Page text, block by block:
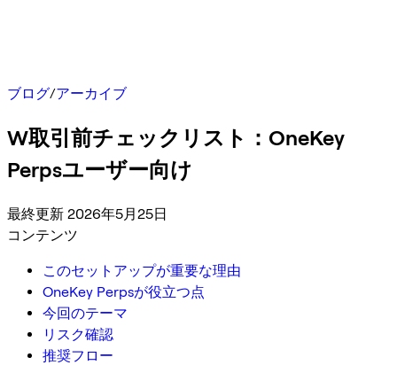
ブログ/アーカイブ
W取引前チェックリスト：OneKey
Perpsユーザー向け
最終更新 2026年5月25日
コンテンツ
このセットアップが重要な理由
OneKey Perpsが役立つ点
今回のテーマ
リスク確認
推奨フロー